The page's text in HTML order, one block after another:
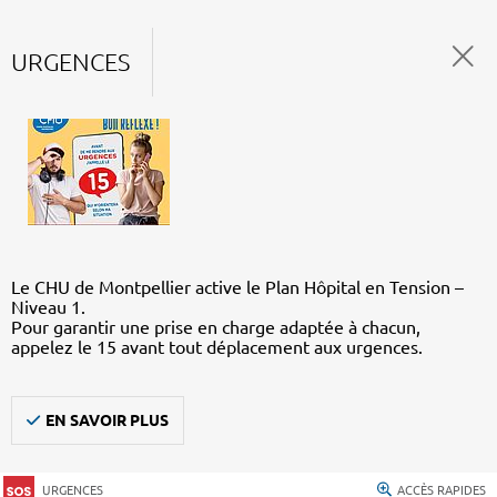
URGENCES
Le CHU de Montpellier active le Plan Hôpital en Tension –
Niveau 1.
Pour garantir une prise en charge adaptée à chacun,
appelez le 15 avant tout déplacement aux urgences.
EN SAVOIR PLUS
URGENCES ACCÈS RAPIDES